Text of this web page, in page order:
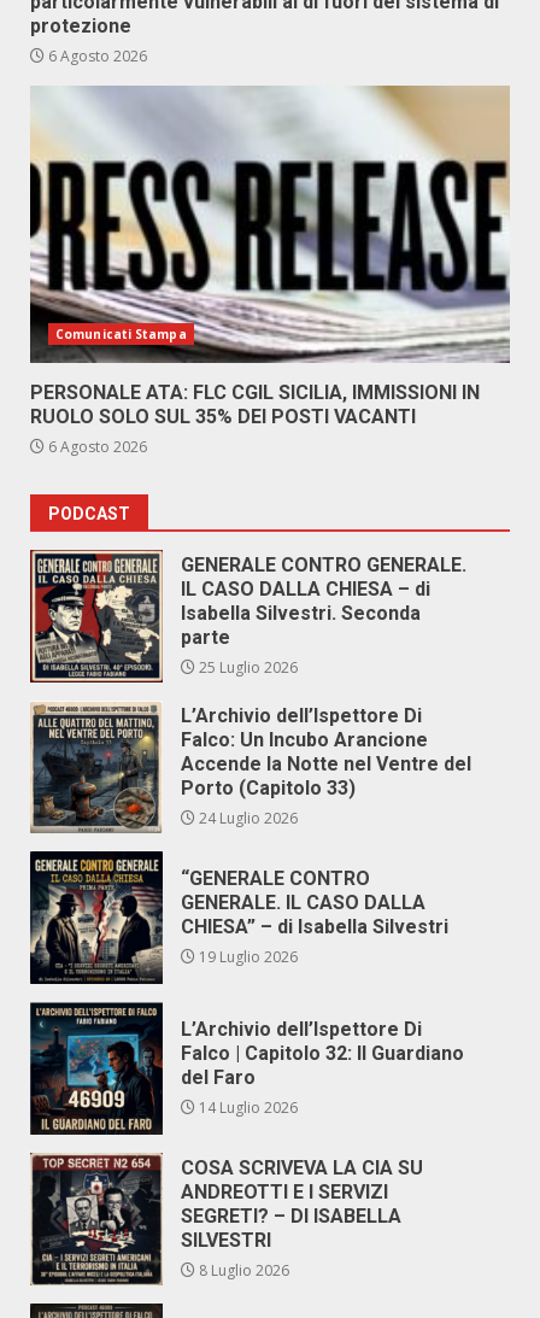
protezione
6 Agosto 2026
Comunicati Stampa
PERSONALE ATA: FLC CGIL SICILIA, IMMISSIONI IN
RUOLO SOLO SUL 35% DEI POSTI VACANTI
6 Agosto 2026
PODCAST
GENERALE CONTRO GENERALE.
IL CASO DALLA CHIESA – di
Isabella Silvestri. Seconda
parte
25 Luglio 2026
L’Archivio dell’Ispettore Di
Falco: Un Incubo Arancione
Accende la Notte nel Ventre del
Porto (Capitolo 33)
24 Luglio 2026
“GENERALE CONTRO
GENERALE. IL CASO DALLA
CHIESA” – di Isabella Silvestri
19 Luglio 2026
L’Archivio dell’Ispettore Di
Falco | Capitolo 32: Il Guardiano
del Faro
14 Luglio 2026
COSA SCRIVEVA LA CIA SU
ANDREOTTI E I SERVIZI
SEGRETI? – DI ISABELLA
SILVESTRI
8 Luglio 2026